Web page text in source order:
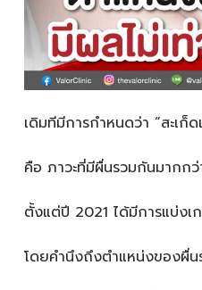
เดิมทีมีการกำหนดว่า “สะเก็
คือ ภาวะที่มีผื่นรวมกันมากก
ตั้งแต่ปี 2021 ได้มีการแบ่งเ
โดยคำนึงถึงตำแหน่งของผื่